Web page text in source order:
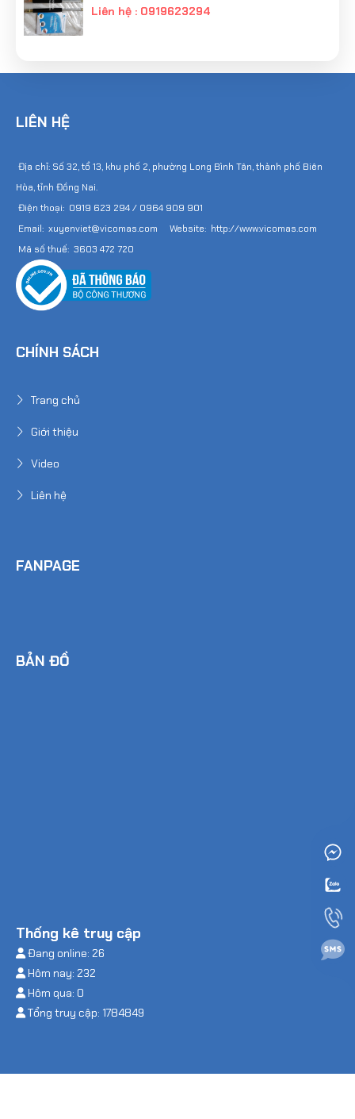
Liên hệ : 0919623294
LIÊN HỆ
Địa chỉ: Số 32, tổ 13, khu phố 2, phường Long Bình Tân, thành phố Biên
Hòa, tỉnh Đồng Nai.
Điện thoại: 0919 623 294 / 0964 909 901
Email: xuyenviet@vicomas.com Website: http://www.vicomas.com
Mã số thuế: 3603 472 720
CHÍNH SÁCH
Trang chủ
Giới thiệu
Video
Liên hệ
FANPAGE
BẢN ĐỒ
Thống kê truy cập
Đang online: 26
Hôm nay: 232
Hôm qua: 0
Tổng truy cập: 1784849